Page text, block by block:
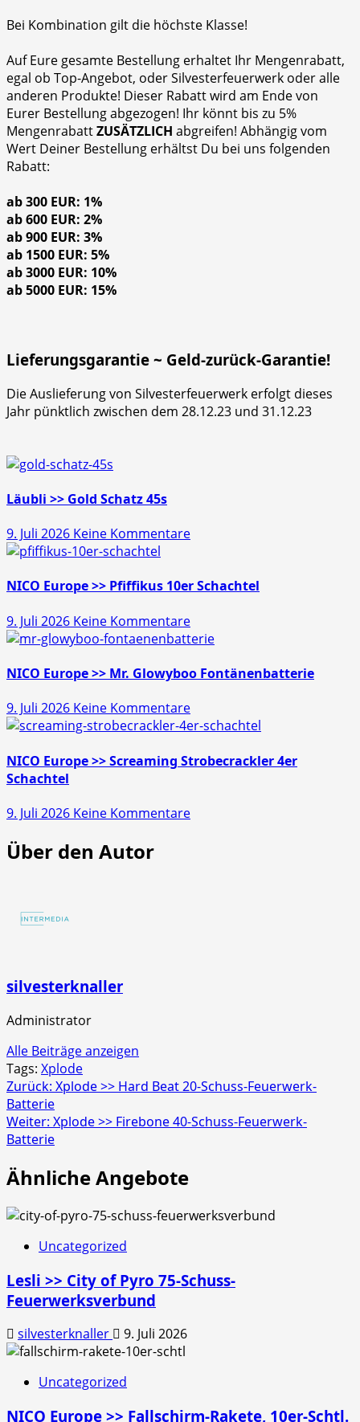
Bei Kombination gilt die höchste Klasse!
Auf Eure gesamte Bestellung erhaltet Ihr Mengenrabatt,
egal ob Top-Angebot, oder Silvesterfeuerwerk oder alle
anderen Produkte! Dieser Rabatt wird am Ende von
Eurer Bestellung abgezogen! Ihr könnt bis zu 5%
MengenrabattZUSÄTZLICH abgreifen! Abhängig vom
Wert Deiner Bestellung erhältst Du bei uns folgenden
Rabatt:
ab 300 EUR: 1%
ab 600 EUR: 2%
ab 900 EUR: 3%
ab 1500 EUR: 5%
ab 3000 EUR: 10%
ab 5000 EUR: 15%
Lieferungsgarantie ~ Geld-zurück-Garantie!
Die Auslieferung von Silvesterfeuerwerk erfolgt dieses
Jahr pünktlich zwischen dem 28.12.23 und 31.12.23
Läubli >> Gold Schatz 45s
9. Juli 2026 Keine Kommentarezu
Gold
45s
NICO Europe >> Pfiffikus 10er Schachtel
9. Juli 2026 Keine Kommentarezu
NICO
>>
10er
Schachtel
NICO Europe >> Mr. Glowyboo Fontänenbatterie
9. Juli 2026 Keine Kommentarezu
NICO
>>
Fontänenbatterie
NICO Europe >> Screaming Strobecrackler 4er
Schachtel
9. Juli 2026 Keine Kommentarezu
Über den Autor
silvesterknaller
Administrator
Alle Beiträge anzeigen
Tags: Xplode
Beitragsnavigation
Zurück: Xplode >> Hard Beat 20-Schuss-Feuerwerk-
Batterie
Weiter: Xplode >> Firebone 40-Schuss-Feuerwerk-
Batterie
Ähnliche Angebote
Uncategorized
Lesli >> City of Pyro 75-Schuss-
Feuerwerksverbund
silvesterknaller 9. Juli 2026
Uncategorized
NICO Europe >> Fallschirm-Rakete, 10er-Schtl.